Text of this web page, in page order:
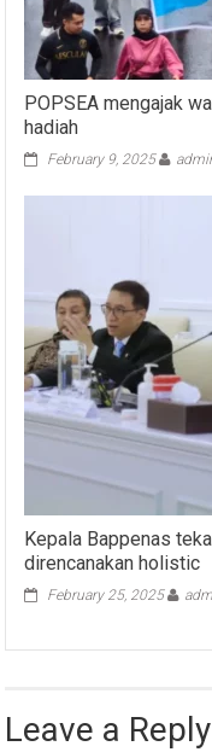
POPSEA mengajak
hadiah
February 9, 2025
Kepala Bappenas
direncanakan holistic
February 25, 2025
Leave a Reply